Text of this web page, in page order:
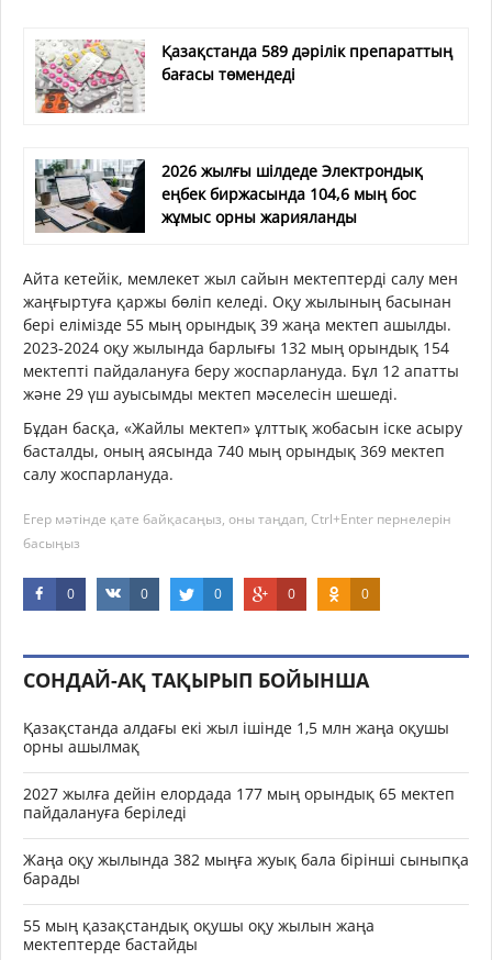
Қазақстанда 589 дәрілік препараттың
бағасы төмендеді
2026 жылғы шілдеде Электрондық
еңбек биржасында 104,6 мың бос
жұмыс орны жарияланды
Айта кетейік, мемлекет жыл сайын мектептерді салу мен
жаңғыртуға қаржы бөліп келеді. Оқу жылының басынан
бері елімізде 55 мың орындық 39 жаңа мектеп ашылды.
2023-2024 оқу жылында барлығы 132 мың орындық 154
мектепті пайдалануға беру жоспарлануда. Бұл 12 апатты
және 29 үш ауысымды мектеп мәселесін шешеді.
Бұдан басқа, «Жайлы мектеп» ұлттық жобасын іске асыру
басталды, оның аясында 740 мың орындық 369 мектеп
салу жоспарлануда.
Егер мәтінде қате байқасаңыз, оны таңдап, Ctrl+Enter пернелерін
басыңыз
0 0 0 0 0
СОНДАЙ-АҚ ТАҚЫРЫП БОЙЫНША
Қазақстанда алдағы екі жыл ішінде 1,5 млн жаңа оқушы
орны ашылмақ
2027 жылға дейін елордада 177 мың орындық 65 мектеп
пайдалануға беріледі
Жаңа оқу жылында 382 мыңға жуық бала бірінші сыныпқа
барады
55 мың қазақстандық оқушы оқу жылын жаңа
мектептерде бастайды